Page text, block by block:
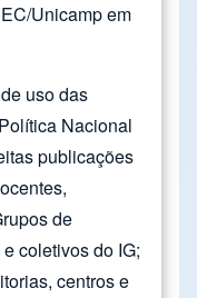
Unicamp em
uso das
Nacional
publicações
de
coletivos do IG;
centros e